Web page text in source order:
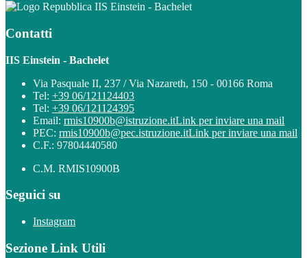
IIS Einstein - Bachelet
Contatti
IIS Einstein - Bachelet
Via Pasquale II, 237 / Via Nazareth, 150 - 00166 Roma
Tel: +39 06/121124403
Tel: +39 06/121124395
Email: rmis10900b@istruzione.itLink per inviare una mail
PEC: rmis10900b@pec.istruzione.itLink per inviare una mail
C.F.: 97804440580
C.M. RMIS10900B
Seguici su
Instagram
Sezione Link Utili